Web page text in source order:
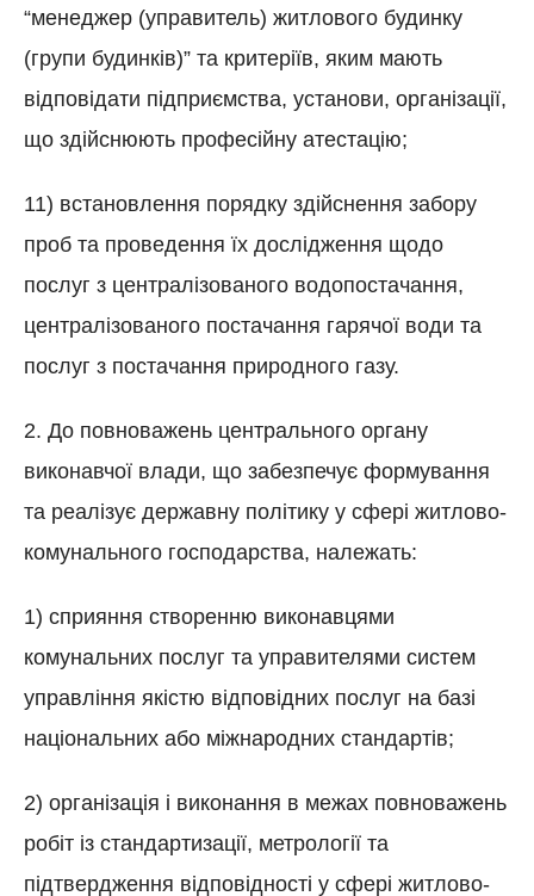
“менеджер (управитель) житлового будинку
(групи будинків)” та критеріїв, яким мають
відповідати підприємства, установи, організації,
що здійснюють професійну атестацію;
11) встановлення порядку здійснення забору
проб та проведення їх дослідження щодо
послуг з централізованого водопостачання,
централізованого постачання гарячої води та
послуг з постачання природного газу.
2. До повноважень центрального органу
виконавчої влади, що забезпечує формування
та реалізує державну політику у сфері житлово-
комунального господарства, належать:
1) сприяння створенню виконавцями
комунальних послуг та управителями систем
управління якістю відповідних послуг на базі
національних або міжнародних стандартів;
2) організація і виконання в межах повноважень
робіт із стандартизації, метрології та
підтвердження відповідності у сфері житлово-